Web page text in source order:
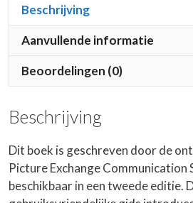
Visual
Communication
Strategies
Beschrijving
Aanvullende informatie
Beoordelingen (0)
Beschrijving
Dit boek is geschreven door de
Picture Exchange Communication
beschikbaar in een tweede editie.